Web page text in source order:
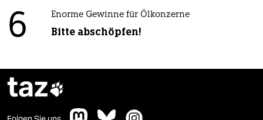
6 Enorme Gewinne für Ölkonzerne
Bitte abschöpfen!
taz